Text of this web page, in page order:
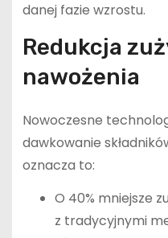
danej fazie wzrostu.
Redukcja
nawożenia
Nowoczesne
dawkowanie
oznacza to:
O 40% mniejsze
z tradycyjnymi